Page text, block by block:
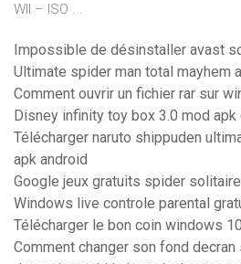
WII – ISO ...
Impossible de désinstaller avast
Ultimate spider man total mayhem
Comment ouvrir un fichier rar sur
Disney infinity toy box 3.0 mod
Télécharger naruto shippuden
apk android
Google jeux gratuits spider solitaire
Windows live controle parental
Télécharger le bon coin windows 10
Comment changer son fond